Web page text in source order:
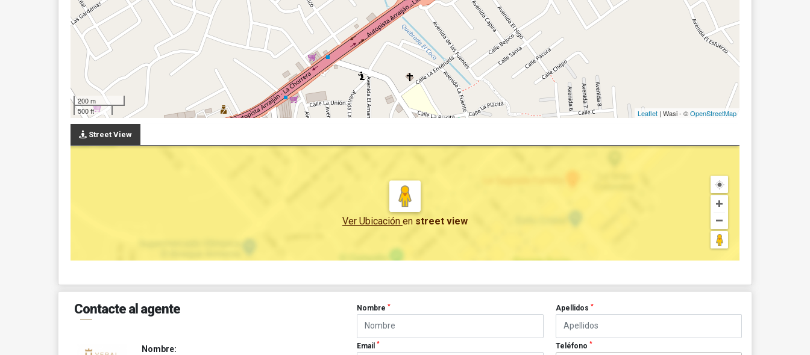
200 m
500 ft
Leaflet | Wasi - ©OpenStreetMap
Street View
Ver Ubicación en street view
Contacte al agente
Nombre:
Nombre* Apellidos *
Email* Teléfono *